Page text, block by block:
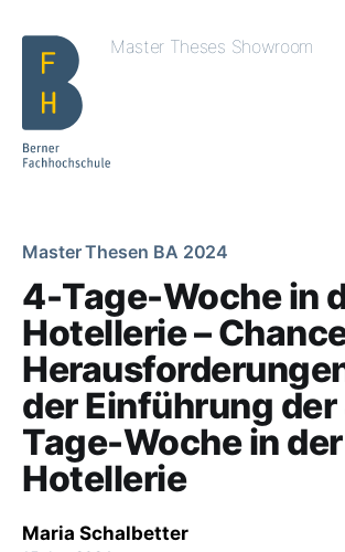
Master Theses Showroom
Master Thesen BA 2024
4-Tage-Woche in
Hotellerie –
der Einführung
Tage-Woche in der
Hotellerie
Maria Schalbetter